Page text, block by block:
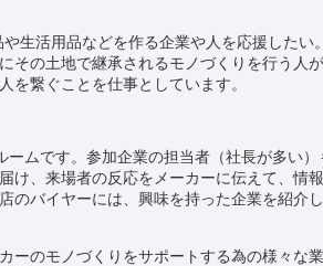
生活用品などを作る企業や人を応援したい
その土地で継承されるモノづくりを行う人
を繋ぐことを仕事としています。
ムです。参加企業の担当者（社長が多い
け、来場者の反応をメーカーに伝えて、情
のバイヤーには、興味を持った企業を紹介
ーのモノづくりをサポートする為の様々な